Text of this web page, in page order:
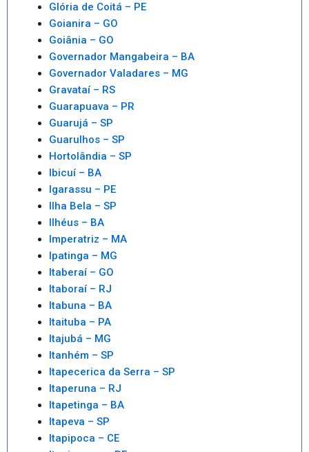
Glória de Coitá – PE
Goianira – GO
Goiânia – GO
Governador Mangabeira – BA
Governador Valadares – MG
Gravataí – RS
Guarapuava – PR
Guarujá – SP
Guarulhos – SP
Hortolândia – SP
Ibicuí – BA
Igarassu – PE
Ilha Bela – SP
Ilhéus – BA
Imperatriz – MA
Ipatinga – MG
Itaberaí – GO
Itaboraí – RJ
Itabuna – BA
Itaituba – PA
Itajubá – MG
Itanhém – SP
Itapecerica da Serra – SP
Itaperuna – RJ
Itapetinga – BA
Itapeva – SP
Itapipoca – CE